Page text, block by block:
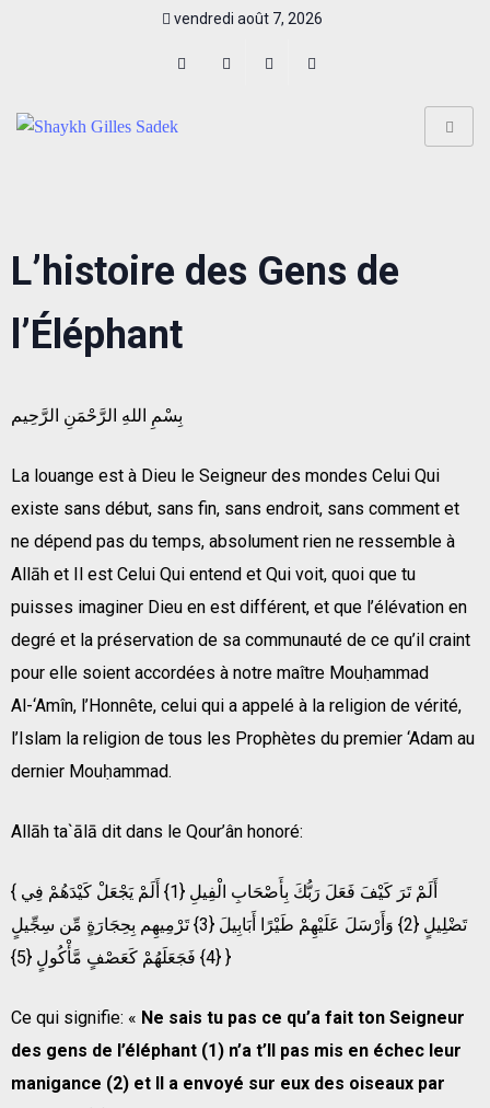
vendredi août 7, 2026
L’histoire des Gens de
l’Éléphant
بِسْمِ اللهِ الرَّحْمَنِ الرَّحِيم
La louange est à Dieu le Seigneur des mondes Celui Qui
existe sans début, sans fin, sans endroit, sans comment et
ne dépend pas du temps, absolument rien ne ressemble à
Allāh et Il est Celui Qui entend et Qui voit, quoi que tu
puisses imaginer Dieu en est différent, et que l’élévation en
degré et la préservation de sa communauté de ce qu’il craint
pour elle soient accordées à notre maître Mouḥammad
Al-‘Amîn, l’Honnête, celui qui a appelé à la religion de vérité,
l’Islam la religion de tous les Prophètes du premier ‘Adam au
dernier Mouḥammad.
Allāh ta`ālā dit dans le Qour’ân honoré:
{ أَلَمْ تَرَ كَيْفَ فَعَلَ رَبُّكَ بِأَصْحَابِ الْفِيلِ {1} أَلَمْ يَجْعَلْ كَيْدَهُمْ فِي
تَضْلِيلٍ {2} وَأَرْسَلَ عَلَيْهِمْ طَيْرًا أَبَابِيلَ {3} تَرْمِيهِم بِحِجَارَةٍ مِّن سِجِّيلٍ
{4} فَجَعَلَهُمْ كَعَصْفٍ مَّأْكُولٍ {5} }
Ce qui signifie: « Ne sais tu pas ce qu’a fait ton Seigneur
des gens de l’éléphant (1) n’a t’Il pas mis en échec leur
manigance (2) et Il a envoyé sur eux des oiseaux par